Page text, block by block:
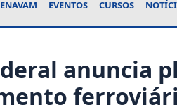
EVENTOS CURSOS
anuncia